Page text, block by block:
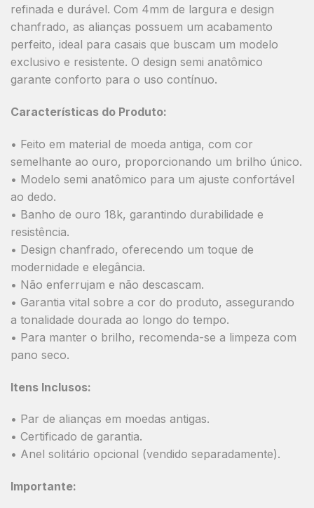
refinada e durável. Com 4mm de largura e design
chanfrado, as alianças possuem um acabamento
perfeito, ideal para casais que buscam um modelo
exclusivo e resistente. O design semi anatômico
garante conforto para o uso contínuo.
Características do Produto:
• Feito em material de moeda antiga, com cor
semelhante ao ouro, proporcionando um brilho único.
• Modelo semi anatômico para um ajuste confortável
ao dedo.
• Banho de ouro 18k, garantindo durabilidade e
resistência.
• Design chanfrado, oferecendo um toque de
modernidade e elegância.
• Não enferrujam e não descascam.
• Garantia vital sobre a cor do produto, assegurando
a tonalidade dourada ao longo do tempo.
• Para manter o brilho, recomenda-se a limpeza com
pano seco.
Itens Inclusos:
• Par de alianças em moedas antigas.
• Certificado de garantia.
• Anel solitário opcional (vendido separadamente).
Importante: